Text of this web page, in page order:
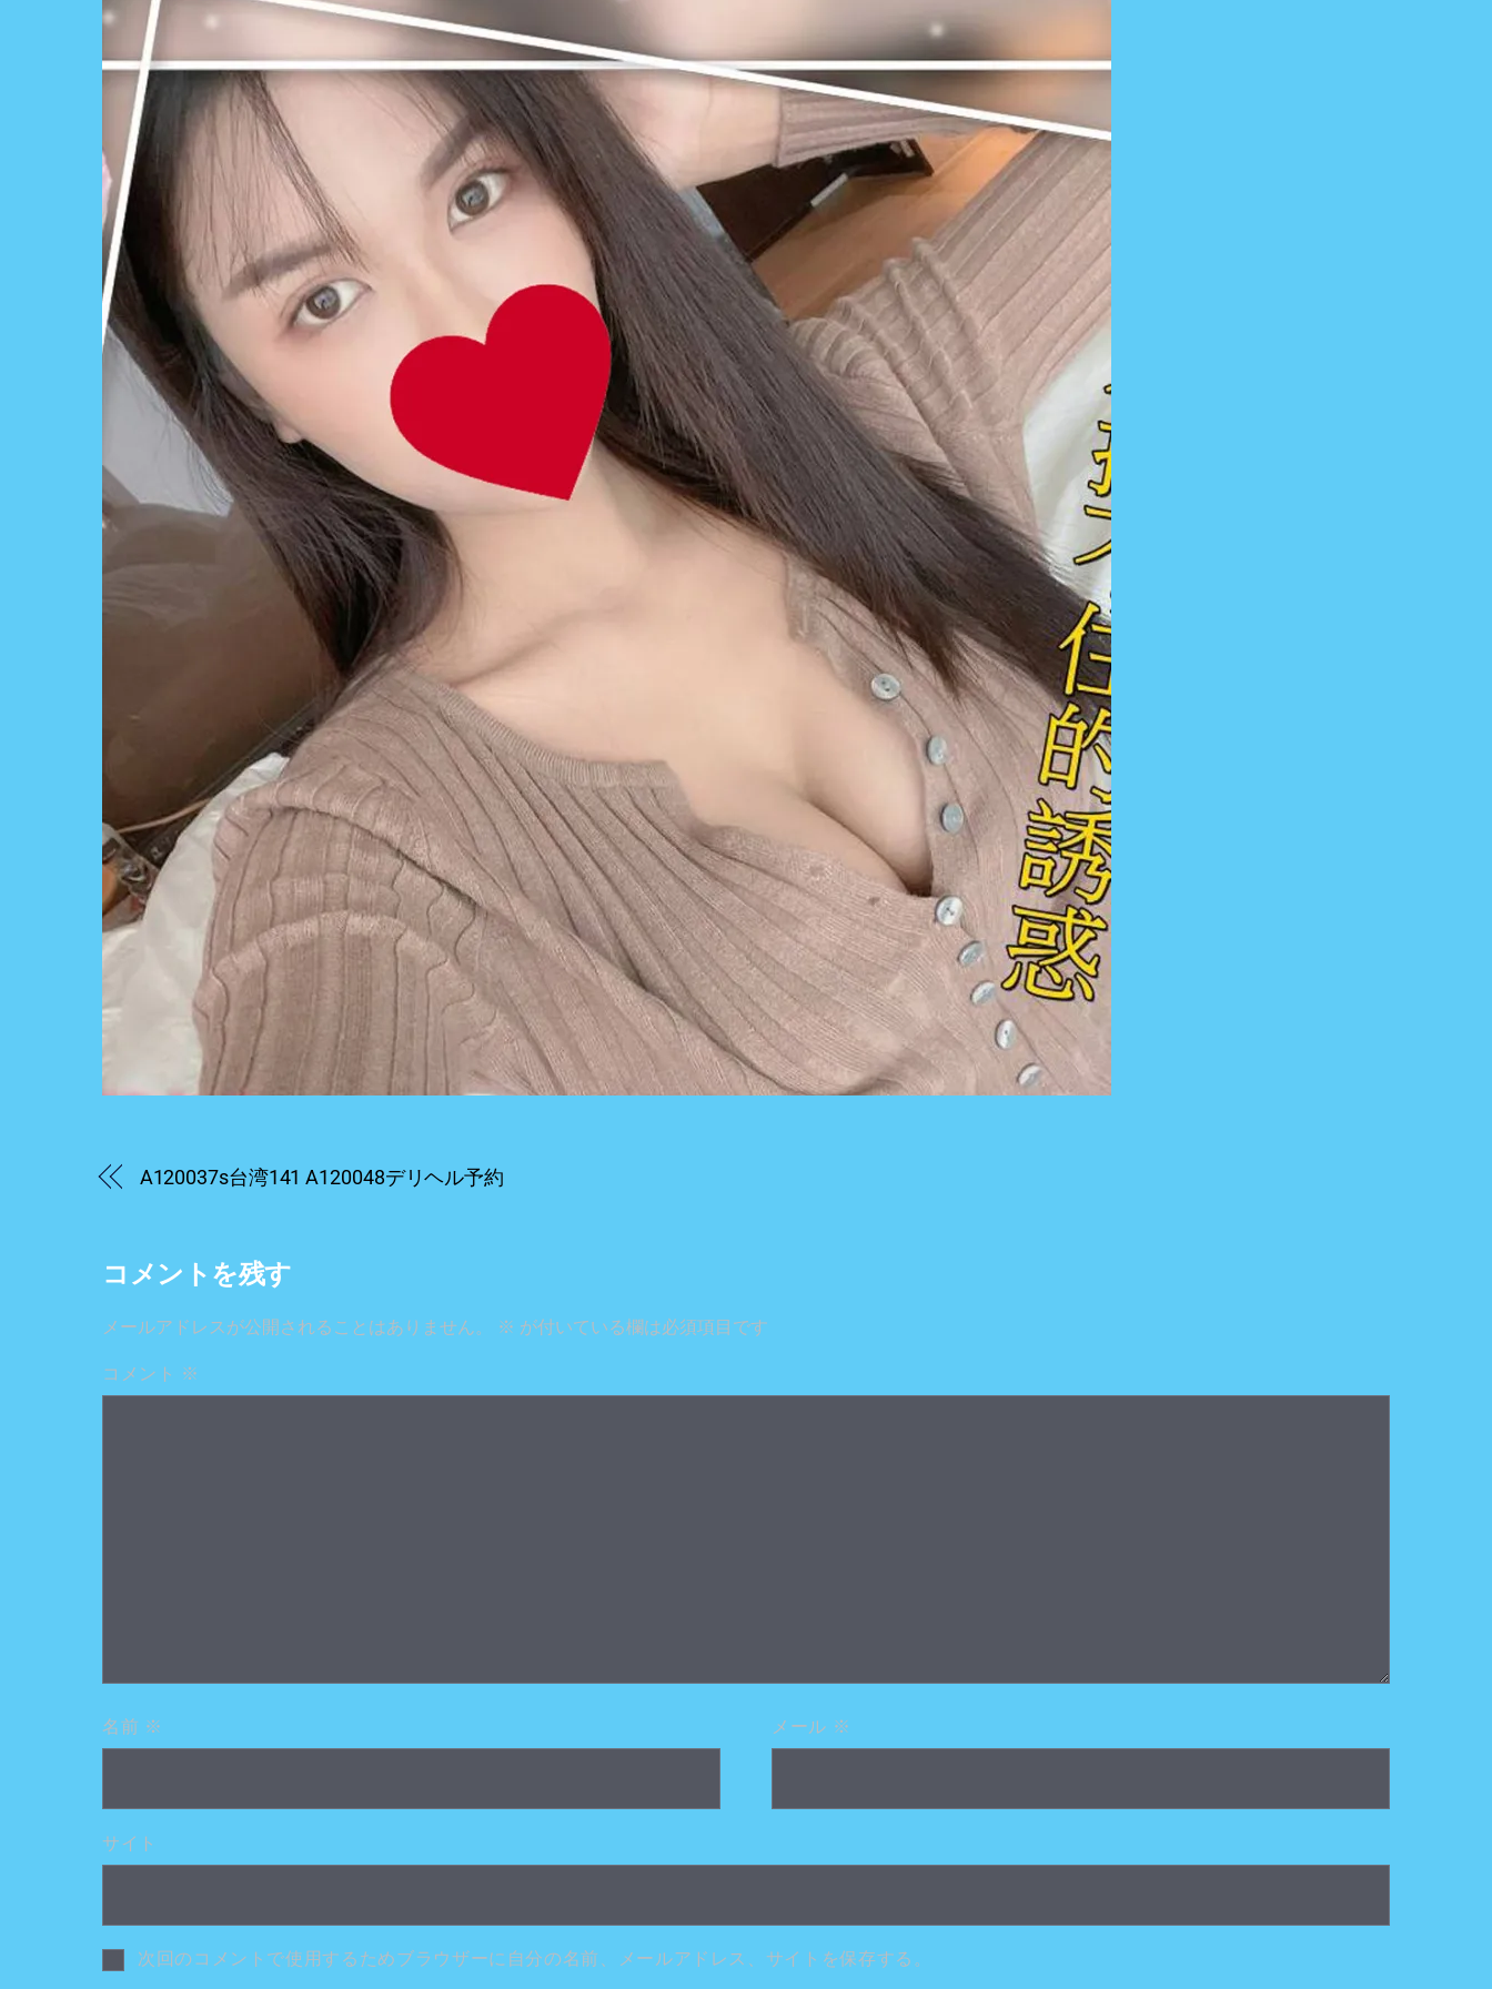
A120037s台湾141 A120048デリヘル予約
コメントを残す
メールアドレスが公開されることはありません。 ※ が付いている欄は必須項目です
コメント ※
名前 ※ メール ※
サイト
次回のコメントで使用するためブラウザーに自分の名前、メールアドレス、サイトを保存する。